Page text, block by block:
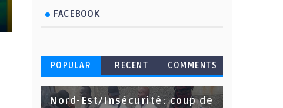
FACEBOOK
POPULAR RECENT COMMENTS
Nord-Est/Insécurité: coup de